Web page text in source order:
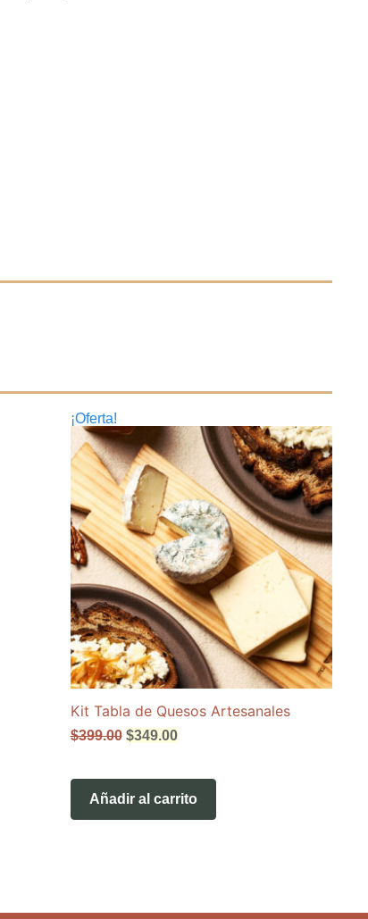
(250 gr) cantidad
¡Oferta!
Kit Tabla de Quesos Artesanales
$399.00 El
era:
$399.00.
$349.00El
es:
$349.00.
Añadir al carrito